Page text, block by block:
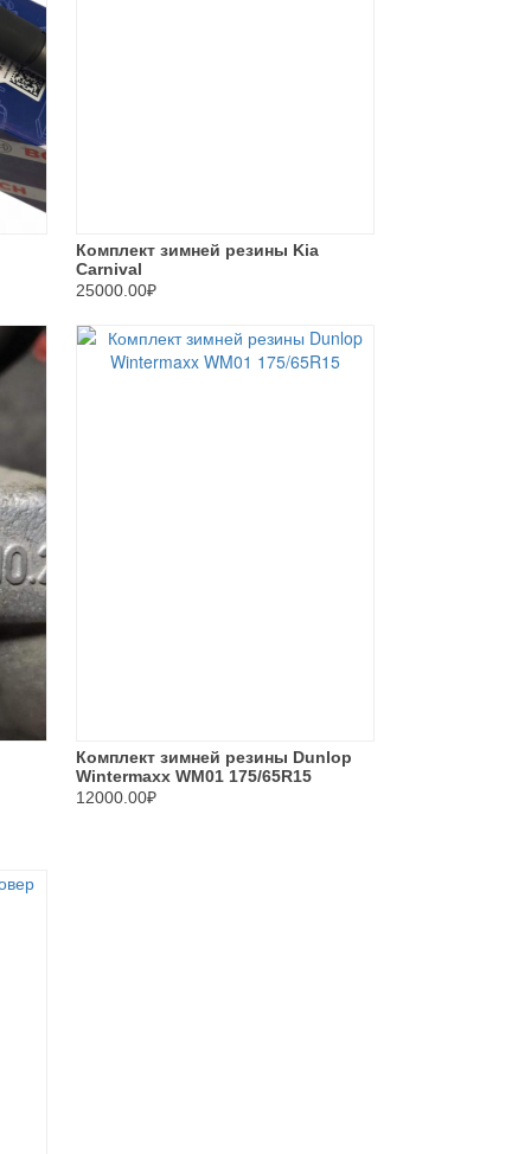
Комплект зимней резины Kia
Carnival
25000.00₽
Комплект зимней резины Dunlop
Wintermaxx WM01 175/65R15
12000.00₽